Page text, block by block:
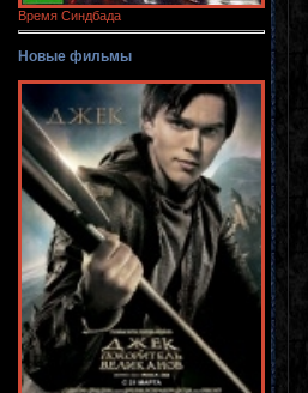
Время Синдбада
Новые фильмы